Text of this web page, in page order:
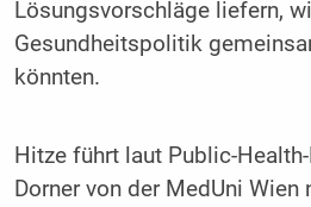
Lösungsvorschläge liefern,
Gesundheitspolitik
könnten.
Hitze führt laut Public-
Dorner von der MedUni Wien